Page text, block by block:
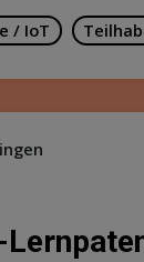
/ IoT